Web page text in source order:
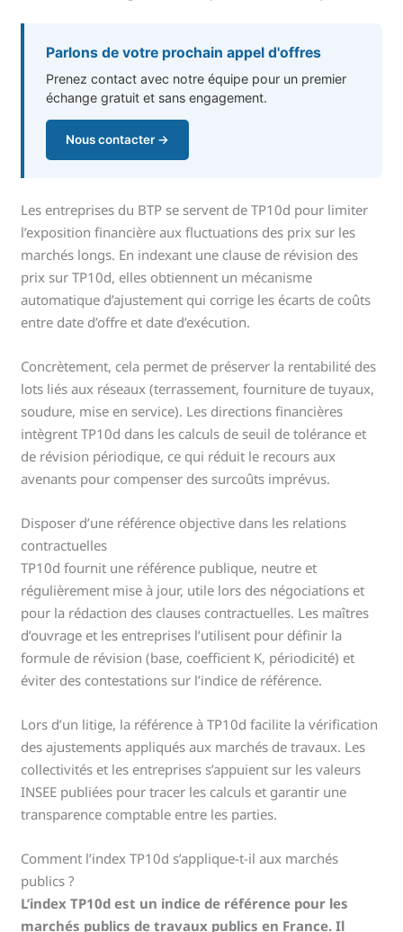
Parlons de votre prochain appel d'offres
Prenez contact avec notre équipe pour un premier
échange gratuit et sans engagement.
Nous contacter →
Les entreprises du BTP se servent de TP10d pour limiter
l’exposition financière aux fluctuations des prix sur les
marchés longs. En indexant une clause de révision des
prix sur TP10d, elles obtiennent un mécanisme
automatique d’ajustement qui corrige les écarts de coûts
entre date d’offre et date d’exécution.
Concrètement, cela permet de préserver la rentabilité des
lots liés aux réseaux (terrassement, fourniture de tuyaux,
soudure, mise en service). Les directions financières
intègrent TP10d dans les calculs de seuil de tolérance et
de révision périodique, ce qui réduit le recours aux
avenants pour compenser des surcoûts imprévus.
Disposer d’une référence objective dans les relations
contractuelles
TP10d fournit une référence publique, neutre et
régulièrement mise à jour, utile lors des négociations et
pour la rédaction des clauses contractuelles. Les maîtres
d’ouvrage et les entreprises l’utilisent pour définir la
formule de révision (base, coefficient K, périodicité) et
éviter des contestations sur l’indice de référence.
Lors d’un litige, la référence à TP10d facilite la vérification
des ajustements appliqués aux marchés de travaux. Les
collectivités et les entreprises s’appuient sur les valeurs
INSEE publiées pour tracer les calculs et garantir une
transparence comptable entre les parties.
Comment l’index TP10d s’applique-t-il aux marchés
publics ?
L’index TP10d est un indice de référence pour les
marchés publics de travaux publics en France. Il